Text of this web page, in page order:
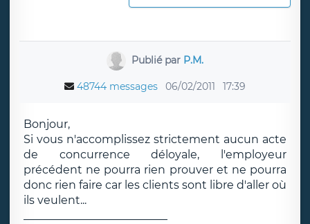
Publié par P.M.
48744 messages 06/02/2011 17:39
Bonjour,
Si vous n'accomplissez strictement aucun acte
de concurrence déloyale, l'employeur
précédent ne pourra rien prouver et ne pourra
donc rien faire car les clients sont libre d'aller où
ils veulent...